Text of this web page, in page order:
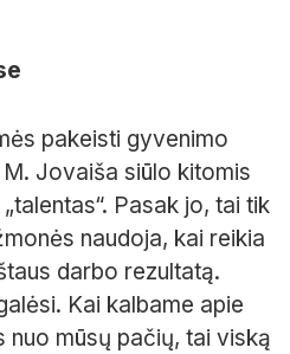
pakeisti gyvenimo
Jovaiša siūlo kitomis
Pasak jo, tai tik
naudoja, kai reikia
darbo rezultatą.
Kai kalbame apie
nuo mūsų pačių, tai viską